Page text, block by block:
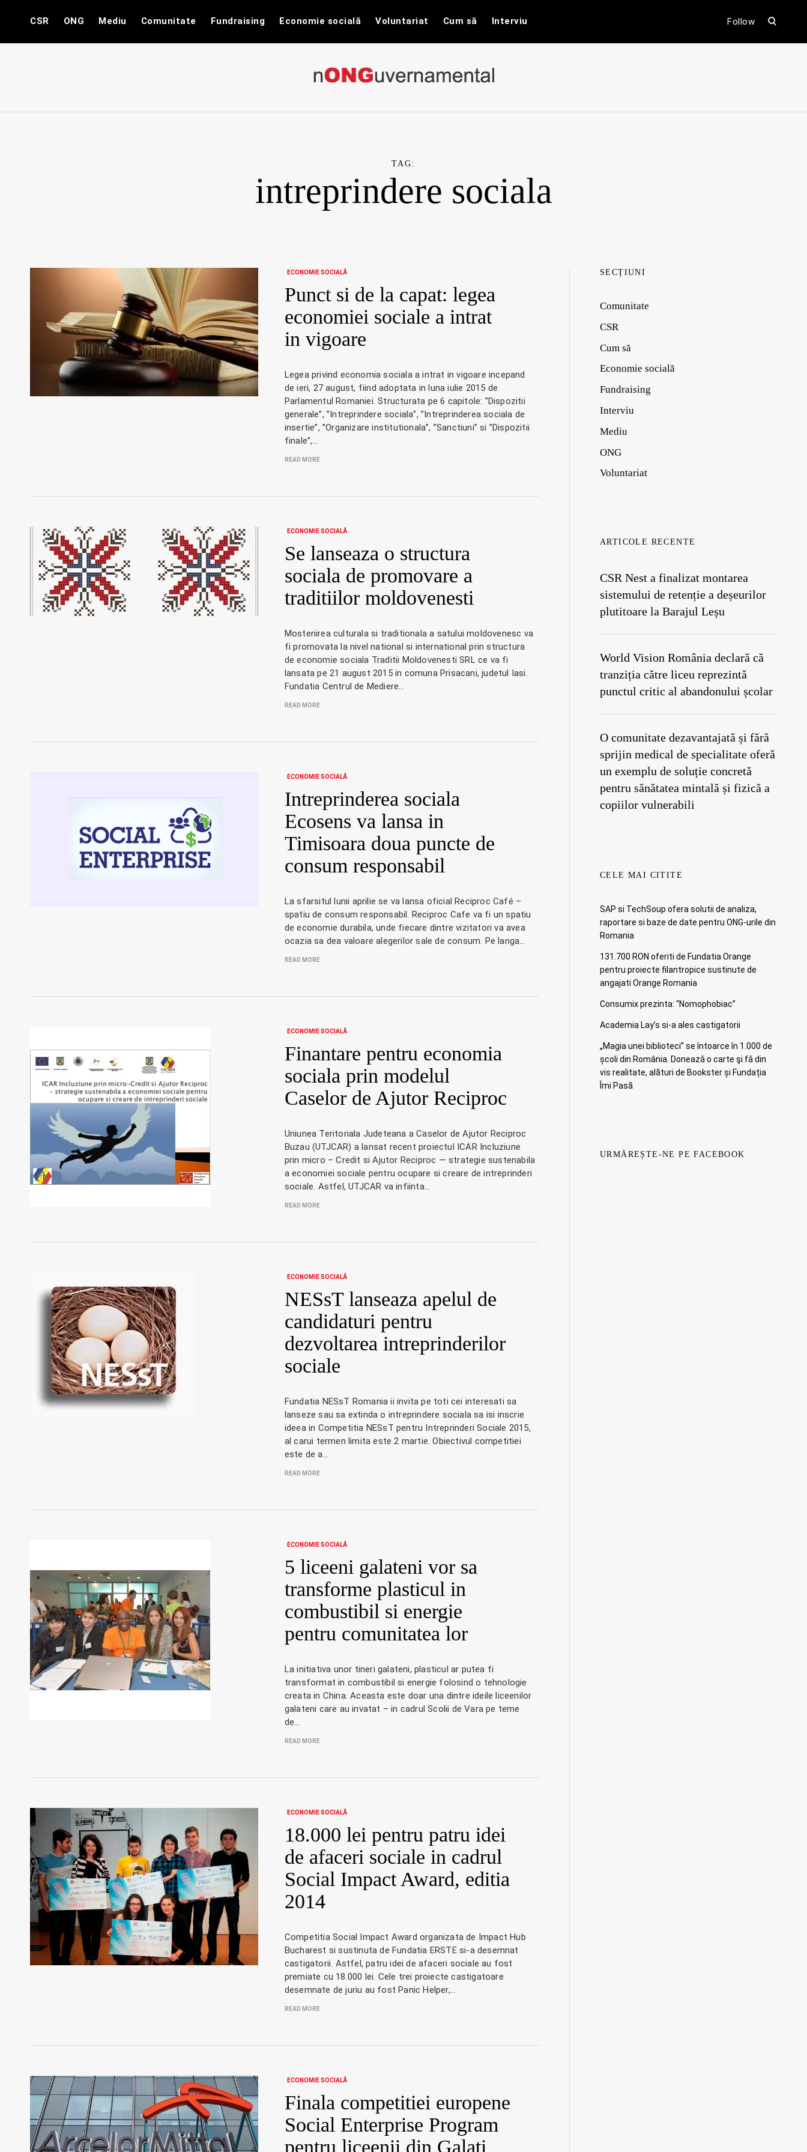
CSR ONG Mediu Comunitate Fundraising Economie socială Voluntariat Cum să Interviu Follow
open
form
nONGuvernamental
TAG:
intreprindere sociala
ECONOMIE SOCIALĂ
Punct si de la capat: legea
economiei sociale a intrat
in vigoare
Legea privind economia sociala a intrat in vigoare incepand
de ieri, 27 august, fiind adoptata in luna iulie 2015 de
Parlamentul Romaniei. Structurata pe 6 capitole: ”Dispozitii
generale”, ”Intreprindere sociala”, ”Intreprinderea sociala de
insertie”, ”Organizare institutionala”, ”Sanctiuni” si ”Dispozitii
finale”,…
READ MORE
ECONOMIE SOCIALĂ
Se lanseaza o structura
sociala de promovare a
traditiilor moldovenesti
Mostenirea culturala si traditionala a satului moldovenesc va
fi promovata la nivel national si international prin structura
de economie sociala Traditii Moldovenesti SRL ce va fi
lansata pe 21 august 2015 in comuna Prisacani, judetul Iasi.
Fundatia Centrul de Mediere…
READ MORE
ECONOMIE SOCIALĂ
Intreprinderea sociala
Ecosens va lansa in
Timisoara doua puncte de
consum responsabil
La sfarsitul lunii aprilie se va lansa oficial Reciproc Café –
spatiu de consum responsabil. Reciproc Cafe va fi un spatiu
de economie durabila, unde fiecare dintre vizitatori va avea
ocazia sa dea valoare alegerilor sale de consum. Pe langa…
READ MORE
ECONOMIE SOCIALĂ
Finantare pentru economia
sociala prin modelul
Caselor de Ajutor Reciproc
Uniunea Teritoriala Judeteana a Caselor de Ajutor Reciproc
Buzau (UTJCAR) a lansat recent proiectul ICAR Incluziune
prin micro – Credit si Ajutor Reciproc — strategie sustenabila
a economiei sociale pentru ocupare si creare de intreprinderi
sociale. Astfel, UTJCAR va infiinta…
READ MORE
ECONOMIE SOCIALĂ
NESsT lanseaza apelul de
candidaturi pentru
dezvoltarea intreprinderilor
sociale
Fundatia NESsT Romania ii invita pe toti cei interesati sa
lanseze sau sa extinda o intreprindere sociala sa isi inscrie
ideea in Competitia NESsT pentru Intreprinderi Sociale 2015,
al carui termen limita este 2 martie. Obiectivul competitiei
este de a…
READ MORE
ECONOMIE SOCIALĂ
5 liceeni galateni vor sa
transforme plasticul in
combustibil si energie
pentru comunitatea lor
La initiativa unor tineri galateni, plasticul ar putea fi
transformat in combustibil si energie folosind o tehnologie
creata in China. Aceasta este doar una dintre ideile liceenilor
galateni care au invatat – in cadrul Scolii de Vara pe teme
de…
READ MORE
ECONOMIE SOCIALĂ
18.000 lei pentru patru idei
de afaceri sociale in cadrul
Social Impact Award, editia
2014
Competitia Social Impact Award organizata de Impact Hub
Bucharest si sustinuta de Fundatia ERSTE si-a desemnat
castigatorii. Astfel, patru idei de afaceri sociale au fost
premiate cu 18.000 lei. Cele trei proiecte castigatoare
desemnate de juriu au fost Panic Helper,…
READ MORE
ECONOMIE SOCIALĂ
Finala competitiei europene
Social Enterprise Program
pentru liceenii din Galati
SECȚIUNI
Comunitate
CSR
Cum să
Economie socială
Fundraising
Interviu
Mediu
ONG
Voluntariat
ARTICOLE RECENTE
CSR Nest a finalizat montarea
sistemului de retenție a deșeurilor
plutitoare la Barajul Leșu
World Vision România declară că
tranziția către liceu reprezintă
punctul critic al abandonului școlar
O comunitate dezavantajată și fără
sprijin medical de specialitate oferă
un exemplu de soluție concretă
pentru sănătatea mintală și fizică a
copiilor vulnerabili
CELE MAI CITITE
SAP si TechSoup ofera solutii de analiza,
raportare si baze de date pentru ONG-urile din
Romania
131.700 RON oferiti de Fundatia Orange
pentru proiecte filantropice sustinute de
angajati Orange Romania
Consumix prezinta: “Nomophobiac”
Academia Lay’s si-a ales castigatorii
„Magia unei biblioteci” se întoarce în 1.000 de
școli din România. Doneazǎ o carte şi fǎ din
vis realitate, alături de Bookster și Fundația
Îmi Pasă
URMĂREȘTE-NE PE FACEBOOK